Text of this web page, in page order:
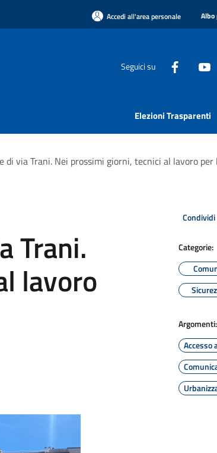
Accedi all'area personale Albo
Seguici su
Elezioni Trasparenti
di via Trani. Nei prossimi giorni, tecnici al lavoro
Trani.
lavoro
Condividi
Categorie:
Argomenti:
Accesso